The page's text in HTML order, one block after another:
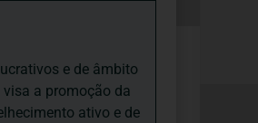
e de âmbito
a promoção da
ativo e de